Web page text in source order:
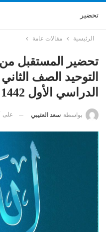
تحضير
الرئيسية مقالات عامة
تحضير المستقبل من
التوحيد الصف
الدراسي الأول 1442 هـ
بواسطة سعد العتيبي على